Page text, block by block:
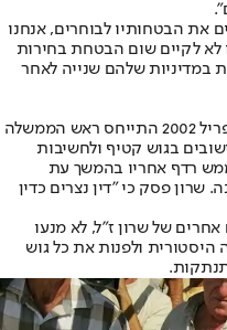
".
את הבטחותיו לבוחרים, אנחנו
לא לקיים שום הבטחת בחירות
לחולל תפנית של 180 מעלות במדיניות שלהם שנייה לאחר
בדיון בוועדת החוץ והביטחון שנערך באפריל 2002 התייחס ראש הממשלה
בגוש קטיף ולחשיבות
רדף אחריו בהמשך עת
פסק כי "דין נצרים כדין
של שרון ז"ל, לא מנעו
ולפנות את כל גוש
.